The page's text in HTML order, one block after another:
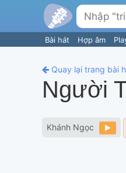
Bài hát Hợp âm
Quay lại trang bài
Người
Khánh Ngọc